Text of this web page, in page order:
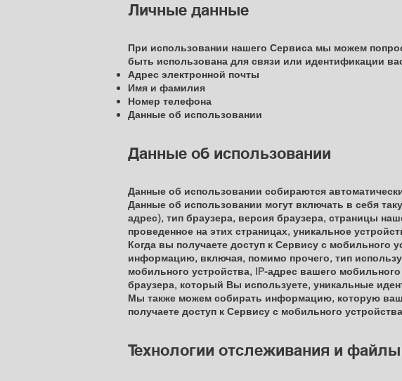
Личные данные
При использовании нашего Сервиса мы можем
быть использована для связи или идентификации
Адрес электронной почты
Имя и фамилия
Номер телефона
Данные об использовании
Данные об использовании
Данные об использовании собираются
Данные об использовании могут включать в себя
адрес), тип браузера, версия браузера, страницы
проведенное на этих страницах, уникальное
Когда вы получаете доступ к Сервису с мобильного
информацию, включая, помимо прочего, тип
мобильного устройства, IP-адрес вашего
браузера, который Вы используете, уникальные
Мы также можем собирать информацию, которую ваш
получаете доступ к Сервису с мобильного
Технологии отслеживания и